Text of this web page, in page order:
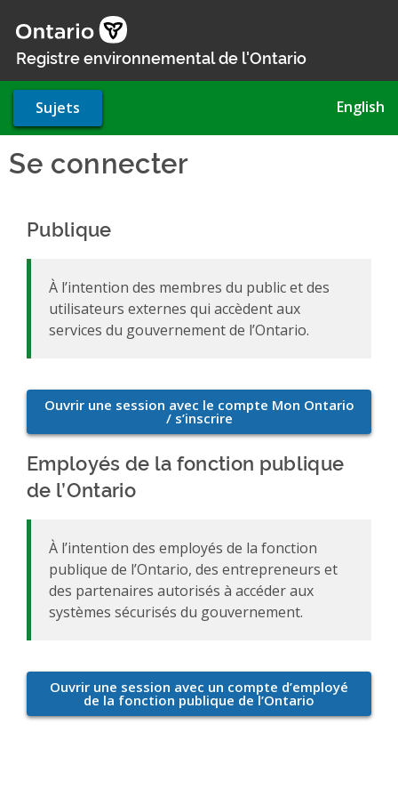
au
contenu
Registre environnemental de l'Ontario
Sujets English
Se connecter
Publique
À l’intention des membres du public et des
utilisateurs externes qui accèdent aux
services du gouvernement de l’Ontario.
Employés de la fonction publique
de l’Ontario
À l’intention des employés de la fonction
publique de l’Ontario, des entrepreneurs et
des partenaires autorisés à accéder aux
systèmes sécurisés du gouvernement.